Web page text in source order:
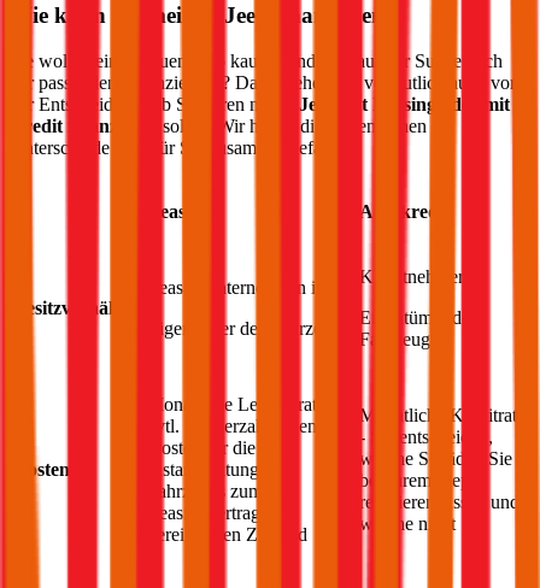
Wie kann ich meinen Jeep finanzieren?
Sie wollen einen neuen
kaufen und sind auf der Suche nach
der passenden Finanzierung? Dann stehen Sie vermutlich auch vor
der Entscheidung, ob Sie Ihren neuen Jeep
mit Leasing oder mit
Kredit finanzieren
sollen. Wir haben die wesentlichen
Unterschiede kurz für Sie zusammengefasst:
Leasing Autokredit
Besitzverhältnis
Leasingunternehmen ist
Eigentümer des Fahrzeugs
Kreditnehmer ist
Eigentümer des
Fahrzeugs
Kosten
Monatliche Leasingrate,
evtl. Sonderzahlungen;
Kosten für die
Instandhaltung des
Fahrzeugs zum im
Leasingvertrag
vereinbarten Zustand
Monatliche Kreditrate
- Sie entscheiden,
welche Schäden Sie
bei Ihrem
Jeep
reparieren lassen und
welche nicht